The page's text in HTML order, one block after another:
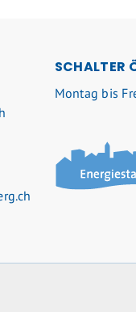
SCHALTER
Montag bis Fr